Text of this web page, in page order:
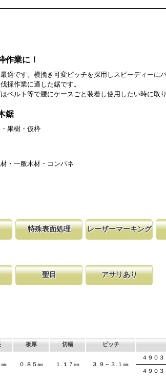
作業に！
適です。横挽き可変ピッチを採用しスピーディーに
採作業に適した鋸です。
ベルト等で腰にケースごと装着し使用したい時に取
鋸
果樹・仮枠
・一般木材・コンパネ
な商品に採用し
特殊表面処理 レーザーマーキング
聖目 アサリあり
板厚 切幅 ピッチ
㎜
０.８５㎜ １.１７㎜ ３.９～３.１㎜
４９０
４９０